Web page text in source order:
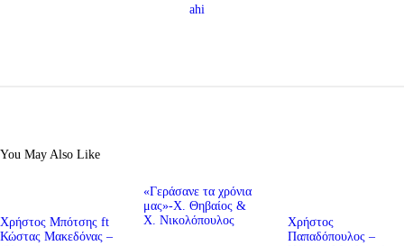
ahi
You May Also Like
Χρήστος Μπότσης ft
Κώστας Μακεδόνας –
«Γεράσανε τα χρόνια
μας»-Χ. Θηβαίος &
Χ. Νικολόπουλος
Χρήστος
Παπαδόπουλος –